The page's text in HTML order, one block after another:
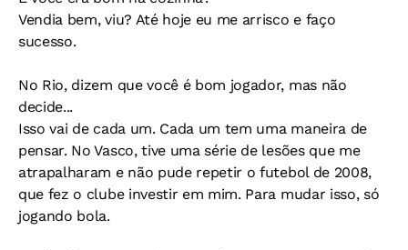
Vendia bem, viu? Até hoje eu me arrisco e faço
sucesso.
No Rio, dizem que você é bom jogador, mas não
decide...
Isso vai de cada um. Cada um tem uma maneira de
pensar. No Vasco, tive uma série de lesões que me
atrapalharam e não pude repetir o futebol de 2008,
que fez o clube investir em mim. Para mudar isso, só
jogando bola.